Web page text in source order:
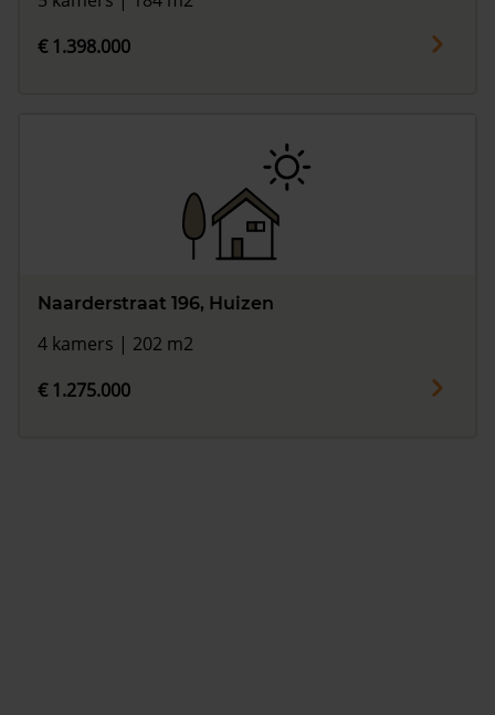
€ 1.398.000
Naarderstraat 196, Huizen
4 kamers | 202 m2
€ 1.275.000